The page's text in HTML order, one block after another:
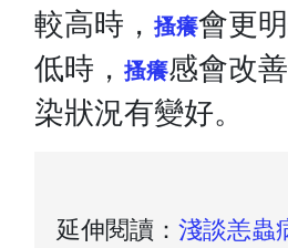
較高時，搔癢會更
低時，搔癢感會改
染狀況有變好。
延伸閱讀：淺談恙蟲